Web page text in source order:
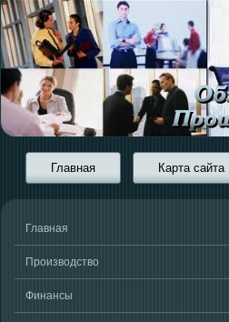
Главная Карта сайта
Главная
Производство
Финансы